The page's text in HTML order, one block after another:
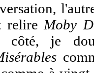
relire Moby
côté, je